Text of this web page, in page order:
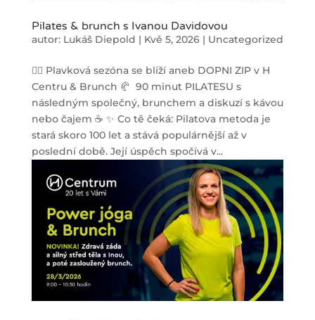
Pilates & brunch s Ivanou Davidovou
autor: Lukáš Diepold | Kvě 5, 2026| Uncategorized
🧘‍♀️ Plavková sezóna se blíží aneb DOPNI ZIP v H
Centru & Brunch 🥐 90 minut PILATESU s
následným společný, brunchem a diskuzí s kávou
nebo čajem ☕ ✨ Co tě čeká: Pilatova metoda je
stará skoro 100 let a stává populárnější až v
poslední době. Její úspěch spočívá v...